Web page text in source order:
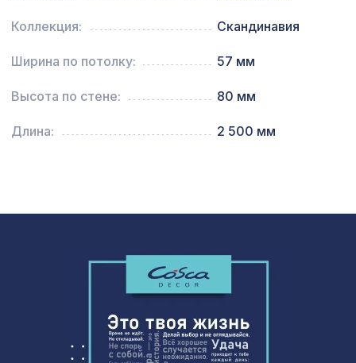
ВЕРОНИКА, 2800х1250мм, ХДФ, клён
7043 ₽
Перфорированная потолочная плита
ХДФ, белая
Коллекция: Скандинавия
Ширина по потолку: 57 мм
Высота по стене: 80 мм
Длина: 2 500 мм